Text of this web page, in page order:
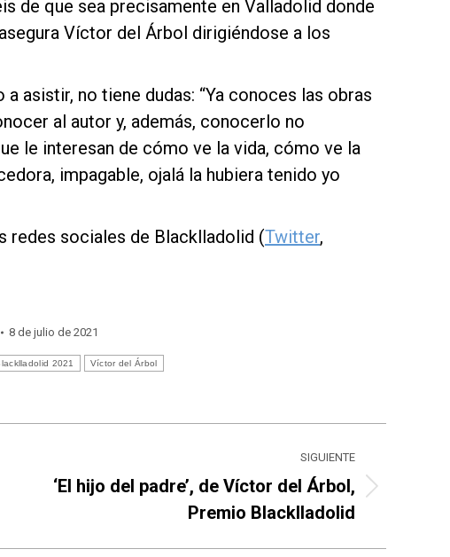
de que sea precisamente en Valladolid donde
Víctor del Árbol dirigiéndose a los
asistir, no tiene dudas: “Ya conoces las obras
al autor y, además, conocerlo no
le interesan de cómo ve la vida, cómo ve la
impagable, ojalá la hubiera tenido yo
redes sociales de Blacklladolid (Twitter,
8 de julio de 2021
2021 Víctor del Árbol
SIGUIENTE
Publicación
‘El hijo del padre’, de Víctor del Árbol,
Premio Blacklladolid